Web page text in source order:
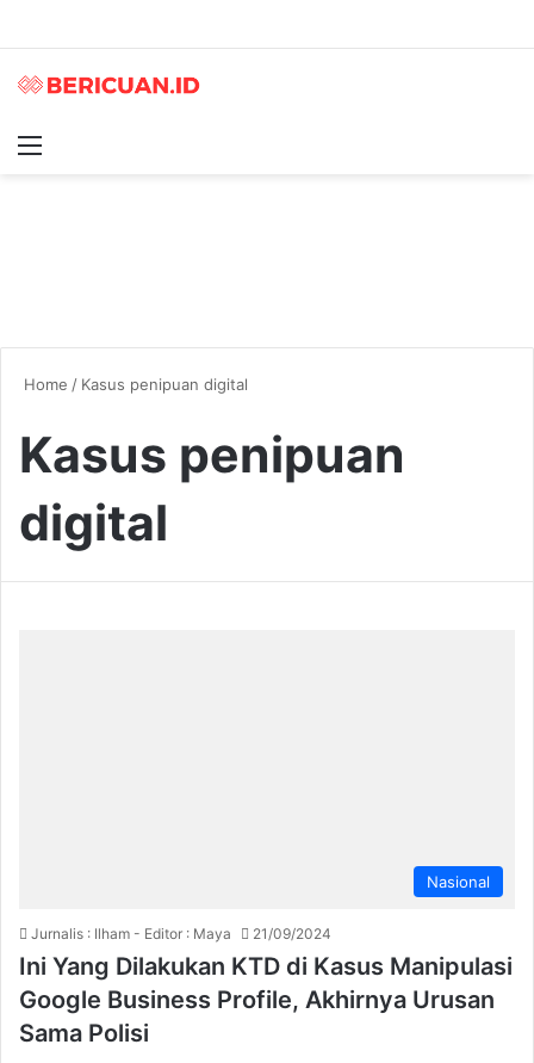
Home / Kasus penipuan digital
Kasus penipuan
digital
Nasional
Jurnalis : Ilham - Editor : Maya 21/09/2024
Ini Yang Dilakukan KTD di Kasus Manipulasi
Google Business Profile, Akhirnya Urusan
Sama Polisi